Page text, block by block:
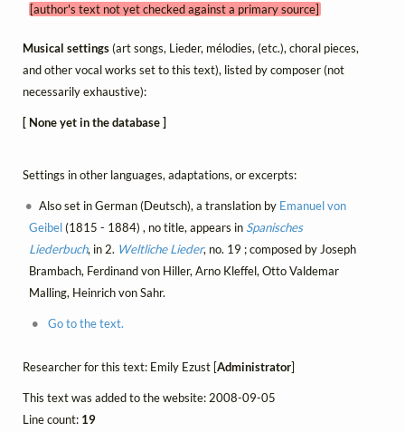
[author's text not yet checked against a primary source]
Musical settings(art songs, Lieder, mélodies, (etc.), choral pieces,
and other vocal works set to this text), listed by composer (not
necessarily exhaustive):
[ None yet in the database ]
Settings in other languages, adaptations, or excerpts:
Also set in German (Deutsch), a translation by Emanuel von
Geibel(1815 - 1884) , no title, appears in Spanisches
Liederbuch, in 2. Weltliche Lieder, no. 19 ; composed by Joseph
Brambach, Ferdinand von Hiller, Arno Kleffel, Otto Valdemar
Malling, Heinrich von Sahr.
Go to the text.
Researcher for this text: Emily Ezust [Administrator]
This text was added to the website: 2008-09-05
Line count: 19